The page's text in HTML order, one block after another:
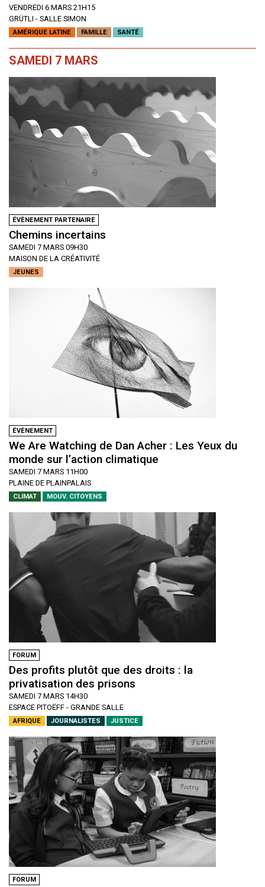
VENDREDI 6 MARS 21H15
GRÜTLI - SALLE SIMON
AMÉRIQUE LATINE FAMILLE SANTÉ
SAMEDI 7 MARS
ÉVÈNEMENT PARTENAIRE
Chemins incertains
SAMEDI 7 MARS 09H30
MAISON DE LA CRÉATIVITÉ
JEUNES
ÉVÈNEMENT
We Are Watching de Dan Acher : Les Yeux du
monde sur l’action climatique
SAMEDI 7 MARS 11H00
PLAINE DE PLAINPALAIS
CLIMAT MOUV. CITOYENS
FORUM
Des profits plutôt que des droits : la
privatisation des prisons
SAMEDI 7 MARS 14H30
ESPACE PITOËFF - GRANDE SALLE
AFRIQUE JOURNALISTES JUSTICE
FORUM